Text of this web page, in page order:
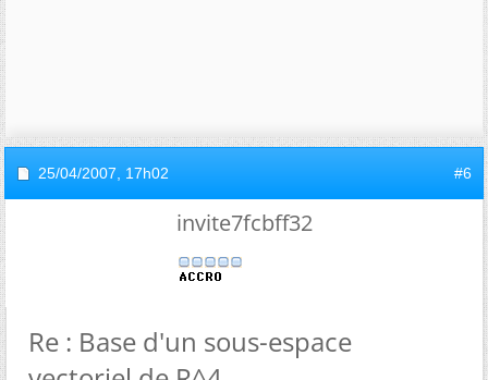
25/04/2007, 17h02 #6
invite7fcbff32
Re : Base d'un sous-espace